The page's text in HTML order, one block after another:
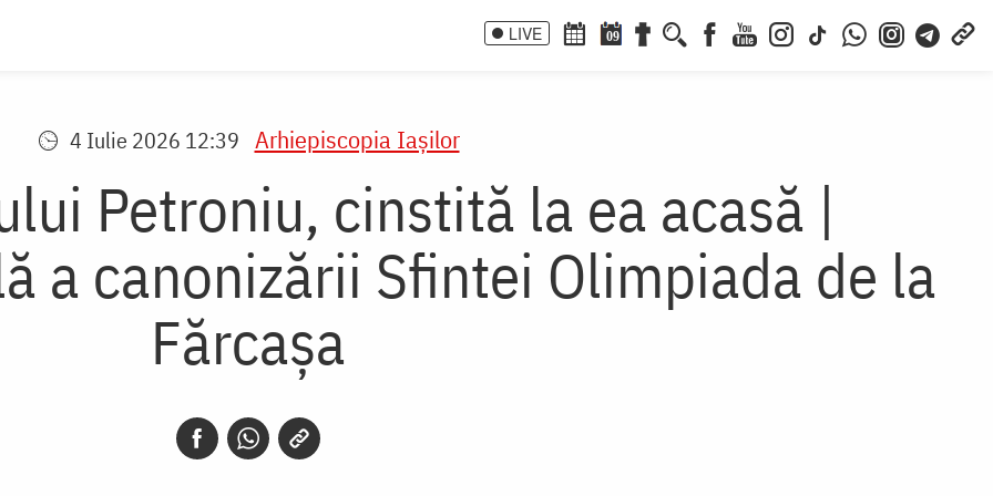
LIVE 09
4 Iulie 2026 12:39 Arhiepiscopia Iaşilor
Petroniu, cinstită la ea acasă |
a canonizării Sfintei Olimpiada de la
Fărcașa